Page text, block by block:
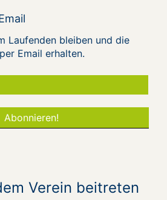
Laufenden bleiben und die
Email erhalten.
Verein beitreten